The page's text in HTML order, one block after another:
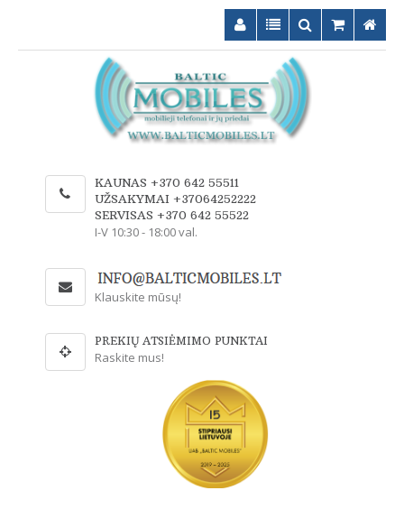
KAUNAS +370 642 55511
UŽSAKYMAI +37064252222
SERVISAS +370 642 55522
I-V 10:30 - 18:00 val.
Klauskite mūsų!
PREKIŲ ATSIĖMIMO PUNKTAI
Raskite mus!